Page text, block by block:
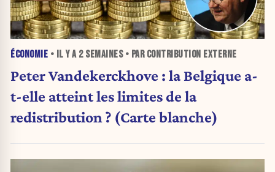
ÉCONOMIE • IL Y A 2 SEMAINES• PAR CONTRIBUTION EXTERNE
Peter Vandekerckhove : la Belgique a-
t-elle atteint les limites de la
redistribution ? (Carte blanche)